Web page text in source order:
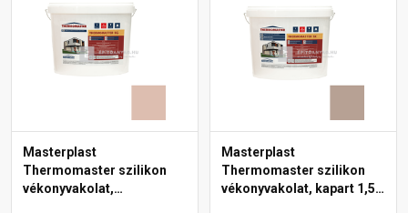
Masterplast
Thermomaster szilikon
vékonyvakolat,
Masterplast
Thermomaster szilikon
vékonyvakolat, kapart 1,5